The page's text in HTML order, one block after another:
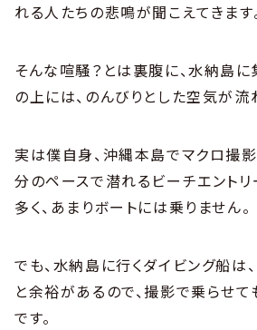
れる人たちの悲鳴が聞こえてきます
そんな喧騒？とは裏腹に、水納島
の上には、のんびりとした空気が流
実は僕自身、沖縄本島でマクロ撮影
分のペースで潜れるビーチエント
多く、あまりボートには乗りません。
でも、水納島に行くダイビング船は
と余裕があるので、撮影で乗らせて
です。